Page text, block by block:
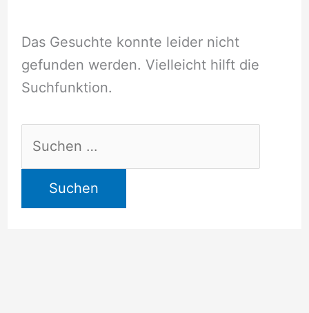
Das Gesuchte konnte leider nicht
gefunden werden. Vielleicht hilft die
Suchfunktion.
nach: